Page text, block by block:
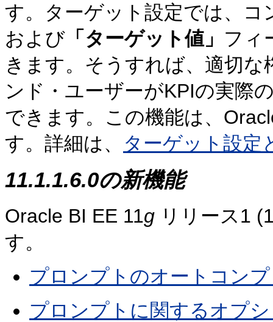
す。ターゲット設定では、コ
および 「ターゲット値」 フィ
きます。そうすれば、適切
ンド・ユーザーがKPIの実際
できます。この機能は、
す。詳細は、
ターゲット設定
11.1.1.6.0の新機能
Oracle BI EE 11g リリース1
す。
プロンプトのオートコン
プロンプトに関するオプ